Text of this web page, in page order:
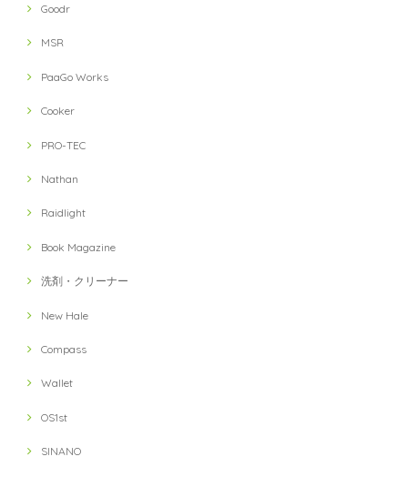
Goodr
MSR
PaaGo Works
Cooker
PRO-TEC
Nathan
Raidlight
Book Magazine
洗剤・クリーナー
New Hale
Compass
Wallet
OS1st
SINANO